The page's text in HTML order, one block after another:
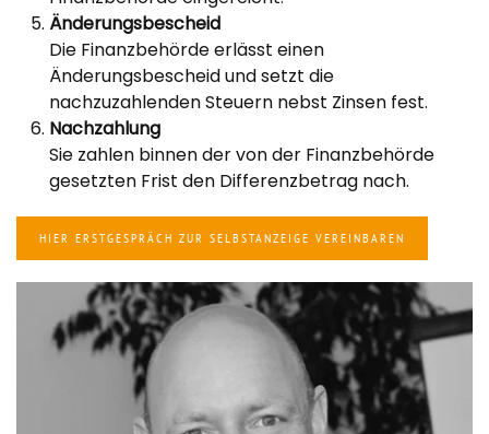
Änderungsbescheid
Die Finanzbehörde erlässt einen
Änderungsbescheid und setzt die
nachzuzahlenden Steuern nebst Zinsen fest.
Nachzahlung
Sie zahlen binnen der von der Finanzbehörde
gesetzten Frist den Differenzbetrag nach.
HIER ERSTGESPRÄCH ZUR SELBSTANZEIGE VEREINBAREN